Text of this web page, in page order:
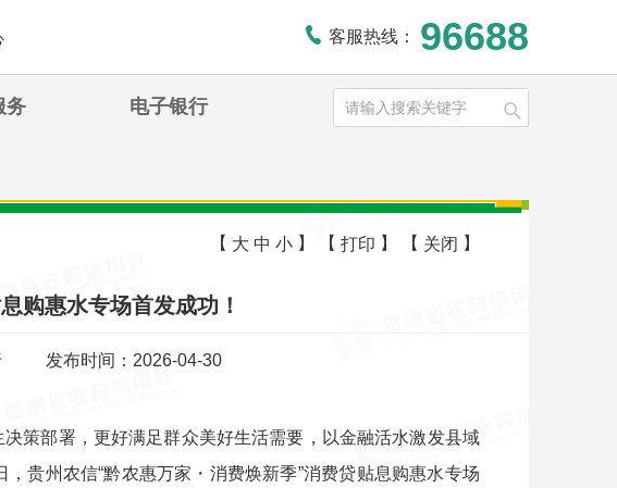
客服热线： 96688
务 电子银行
【 大 中 小】 【 打印 】 【 关闭 】
购惠水专场首发成功！
发布时间：2026-04-30
策部署，更好满足群众美好生活需要，以金融活水激发县域
贵州农信“黔农惠万家・消费焕新季”消费贷贴息购惠水专场